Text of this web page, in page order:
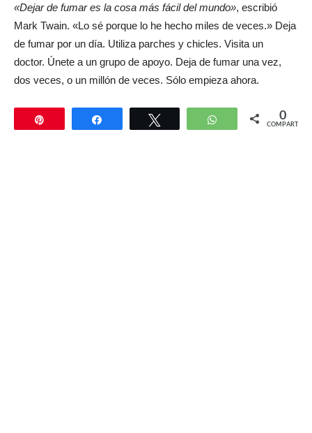
«Dejar de fumar es la cosa más fácil del mundo», escribió
Mark Twain. «Lo sé porque lo he hecho miles de veces.» Deja
de fumar por un día. Utiliza parches y chicles. Visita un
doctor. Únete a un grupo de apoyo. Deja de fumar una vez,
dos veces, o un millón de veces. Sólo empieza ahora.
Compartir WhatsApp 0
COMPARTIR